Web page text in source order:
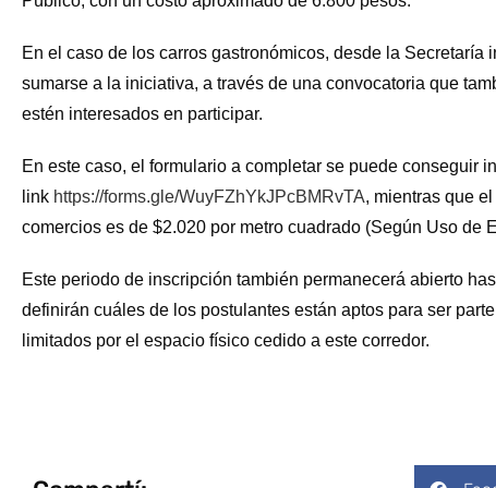
En el caso de los carros gastronómicos, desde la Secretaría
sumarse a la iniciativa, a través de una convocatoria que
estén interesados en participar.
En este caso, el formulario a completar se puede conseguir
link https://forms.gle/WuyFZhYkJPcBMRvTA, mientras que
comercios es de $2.020 por metro cuadrado (Según Uso de
Este periodo de inscripción también permanecerá abierto
definirán cuáles de los postulantes están aptos para ser
limitados por el espacio físico cedido a este corredor.